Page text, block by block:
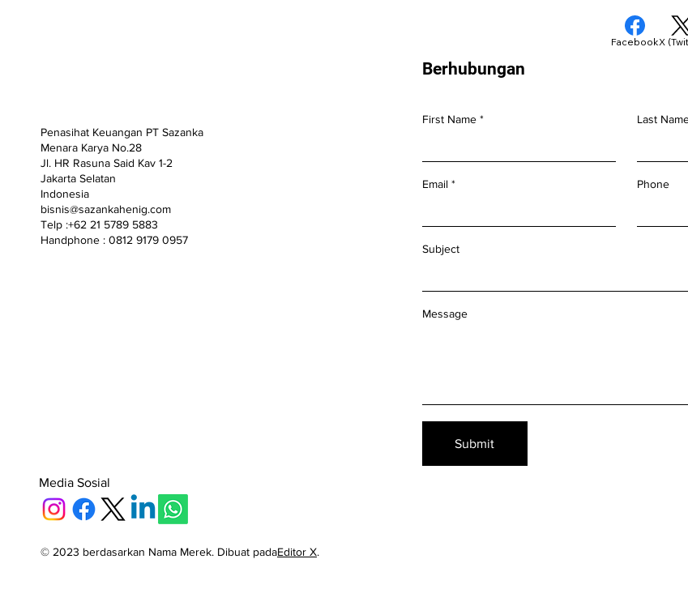
FacebookX
Penasihat Keuangan PT Sazanka
Menara Karya No.28
Jl. HR Rasuna Said Kav 1-2
Jakarta Selatan
Indonesia
bisnis@sazankahenig.com
Telp :+62 21 5789 5883
Handphone : 0812 9179 0957
Berhubungan
First Name Last
Email Phone
Subject
Message
Submit
© 2023 berdasarkan Nama Merek. Dibuat padaEditor X.
Media Sosial